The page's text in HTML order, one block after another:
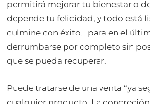
permitirá mejorar tu bienestar o
depende tu felicidad, y todo está
culmine con éxito… para en el
derrumbarse por completo sin
que se pueda recuperar.
Puede tratarse de una venta “ya